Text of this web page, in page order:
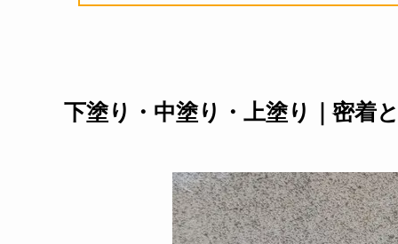
下塗り・中塗り・上塗り｜密着